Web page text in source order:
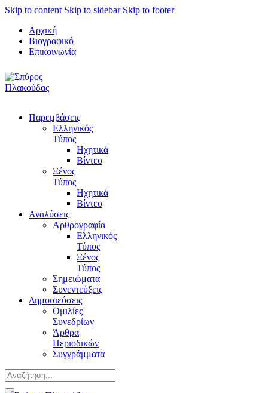
Skip to content Skip to sidebar Skip to footer
Αρχική
Βιογραφικό
Επικοινωνία
Παρεμβάσεις
Ελληνικός
Τύπος
Ηχητικά
Βίντεο
Ξένος
Τύπος
Ηχητικά
Βίντεο
Αναλύσεις
Αρθρογραφία
Ελληνικός
Τύπος
Ξένος
Τύπος
Σημειώματα
Συνεντεύξεις
Δημοσιεύσεις
Ομιλίες
Συνεδρίων
Άρθρα
Περιοδικών
Συγγράμματα